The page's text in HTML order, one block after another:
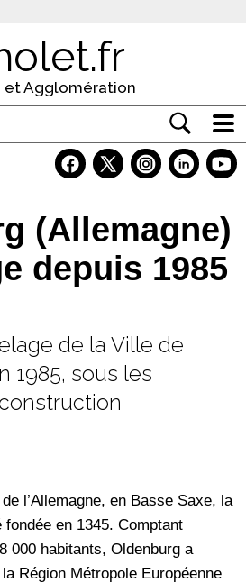
et Agglomération
(Allemagne)
depuis 1985
de la Ville de
1985, sous les
l’Allemagne, en Basse Saxe, la
en 1345. Comptant
000 habitants, Oldenburg a
Région Métropole Européenne